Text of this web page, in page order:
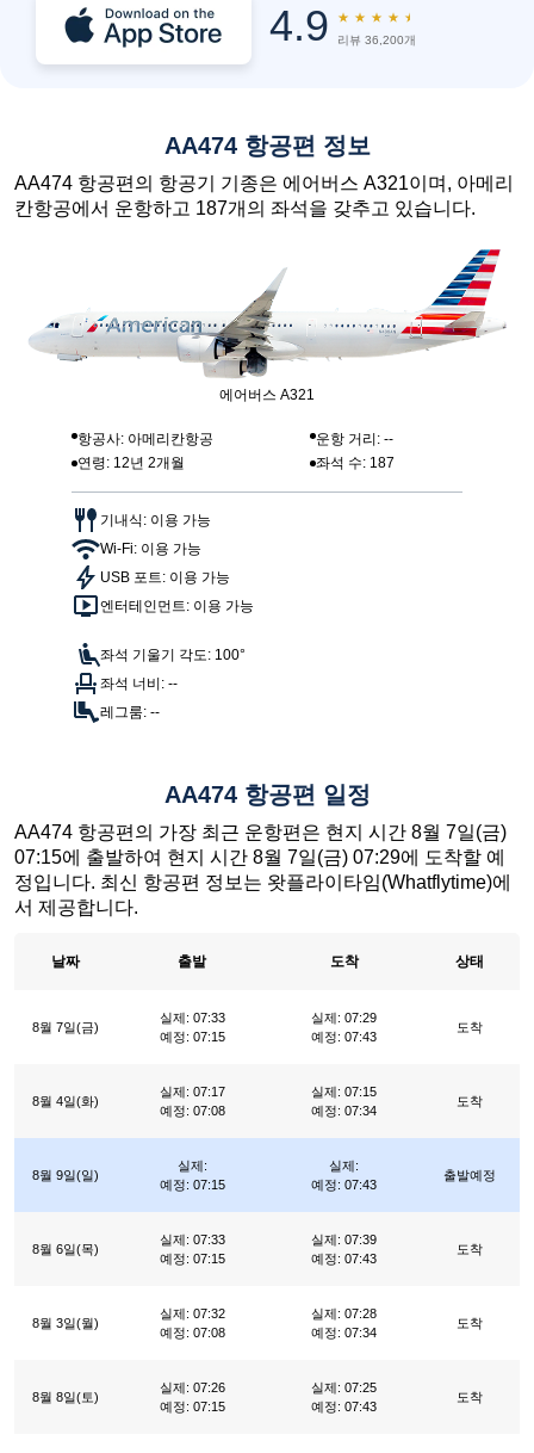
4.9 ★ ★ ★ ★ ★
리뷰 36,200개
AA474 항공편 정보
AA474 항공편의 항공기 기종은 에어버스 A321이며, 아메리
칸항공에서 운항하고 187개의 좌석을 갖추고 있습니다.
에어버스 A321
항공사: 아메리칸항공
운항 거리: --
연령: 12년 2개월
좌석 수: 187
기내식: 이용 가능
Wi-Fi: 이용 가능
USB 포트: 이용 가능
엔터테인먼트: 이용 가능
좌석 기울기 각도: 100°
좌석 너비: --
레그룸: --
AA474 항공편 일정
AA474 항공편의 가장 최근 운항편은 현지 시간 8월 7일(금)
07:15에 출발하여 현지 시간 8월 7일(금) 07:29에 도착할 예
정입니다. 최신 항공편 정보는 왓플라이타임(Whatflytime)에
서 제공합니다.
날짜 출발 도착 상태
8월 7일(금)
실제: 07:33
예정: 07:15
실제: 07:29
예정: 07:43
도착
8월 4일(화)
실제: 07:17
예정: 07:08
실제: 07:15
예정: 07:34
도착
8월 9일(일)
실제:
예정: 07:15
실제:
예정: 07:43
출발예정
8월 6일(목)
실제: 07:33
예정: 07:15
실제: 07:39
예정: 07:43
도착
8월 3일(월)
실제: 07:32
예정: 07:08
실제: 07:28
예정: 07:34
도착
8월 8일(토)
실제: 07:26
예정: 07:15
실제: 07:25
예정: 07:43
도착